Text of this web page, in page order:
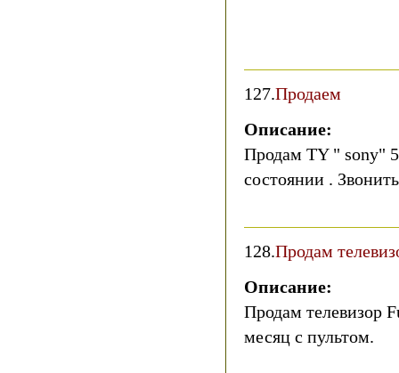
127.Продаем
Описание:
Продам TY " sony"
состоянии .
128.Продам
Описание:
Продам телевизор
месяц с пультом.